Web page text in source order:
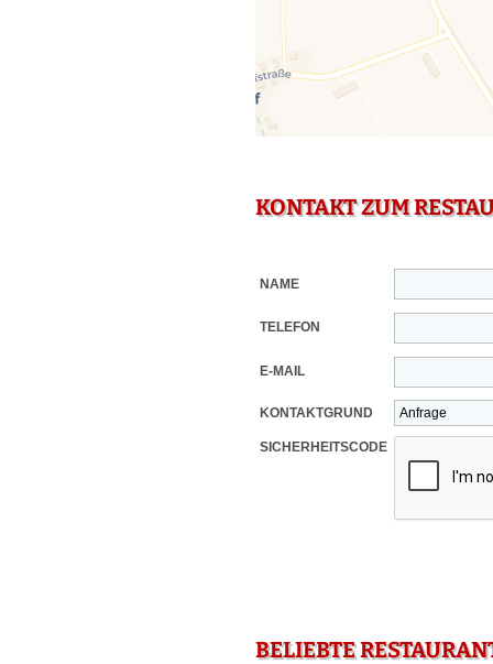
KONTAKT ZUM
NAME
TELEFON
E-MAIL
KONTAKTGRUND
SICHERHEITSCODE
BELIEBTE